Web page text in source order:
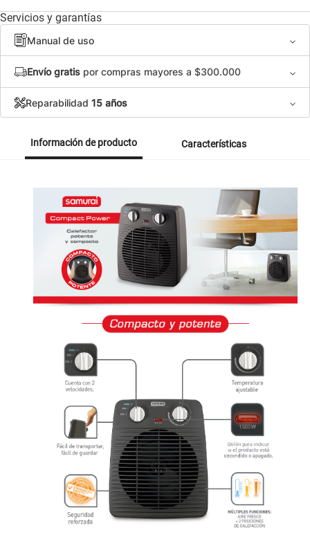
Servicios y garantías
Manual de uso
Envío gratis por compras mayores a $300.000
Reparabilidad 15 años
Información de producto Características